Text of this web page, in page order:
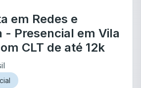
em Redes e
- Presencial em Vila
CLT de até 12k